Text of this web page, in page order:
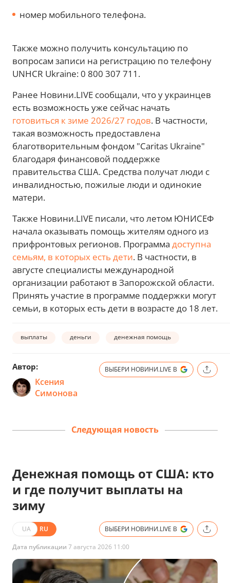
номер мобильного телефона.
Также можно получить консультацию по
вопросам записи на регистрацию по телефону
UNHCR Ukraine: 0 800 307 711.
Ранее Новини.LIVE сообщали, что у украинцев
есть возможность уже сейчас начать
готовиться к зиме 2026/27 годов. В частности,
такая возможность предоставлена
благотворительным фондом "Caritas Ukraine"
благодаря финансовой поддержке
правительства США. Средства получат люди с
инвалидностью, пожилые люди и одинокие
матери.
Также Новини.LIVE писали, что летом ЮНИСЕФ
начала оказывать помощь жителям одного из
прифронтовых регионов. Программа доступна
семьям, в которых есть дети. В частности, в
августе специалисты международной
организации работают в Запорожской области.
Принять участие в программе поддержки могут
семьи, в которых есть дети в возрасте до 18 лет.
выплаты деньги денежная помощь
Автор:
Ксения
Симонова
ВЫБЕРИ НОВИНИ.LIVE В
Следующая новость
Денежная помощь от США: кто
и где получит выплаты на
зиму
UA RU ВЫБЕРИ НОВИНИ.LIVE В
Дата публикации 7 августа 2026 11:00